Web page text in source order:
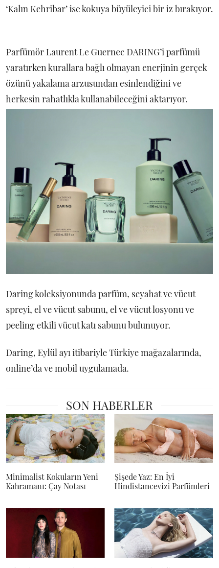
‘Kalın Kehribar’ ise kokuya büyüleyici bir iz bırakıyor.
Parfümör Laurent Le Guernec DARING’i parfümü
yaratırken kurallara bağlı olmayan enerjinin gerçek
özünü yakalama arzusundan esinlendiğini ve
herkesin rahatlıkla kullanabileceğini aktarıyor.
Daring koleksiyonunda parfüm, seyahat ve vücut
spreyi, el ve vücut sabunu, el ve vücut losyonu ve
peeling etkili vücut katı sabunu bulunuyor.
Daring, Eylül ayı itibariyle Türkiye mağazalarında,
online’da ve mobil uygulamada.
SON HABERLER
Minimalist Kokuların Yeni
Kahramanı: Çay Notası
Şişede Yaz: En İyi
Hindistancevizi Parfümleri